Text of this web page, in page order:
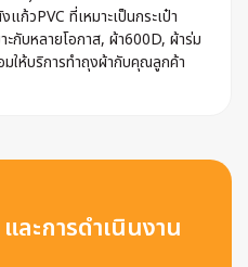
ก้วPVC ที่เหมาะเป็นกระเป๋า
กับหลายโอกาส, ผ้า600D, ผ้าร่ม
ให้บริการทำถุงผ้ากับคุณลูกค้า
ะการดำเนินงาน